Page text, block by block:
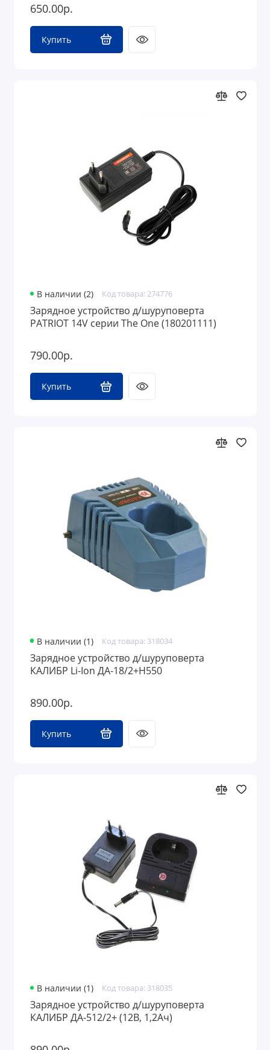
650.00р.
Купить
В наличии (2) Код товара: 274776
Зарядное устройство д/шуруповерта
PATRIOT 14V серии The One (180201111)
790.00р.
Купить
В наличии (1) Код товара: 318034
Зарядное устройство д/шуруповерта
КАЛИБР Li-Ion ДА-18/2+Н550
890.00р.
Купить
В наличии (1) Код товара: 318035
Зарядное устройство д/шуруповерта
КАЛИБР ДА-512/2+ (12В, 1,2Ач)